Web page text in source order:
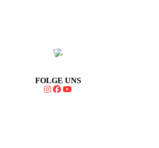
FOLGE UNS